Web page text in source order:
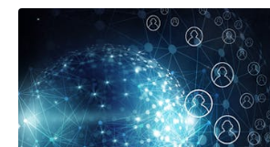
最新 ソーシャル